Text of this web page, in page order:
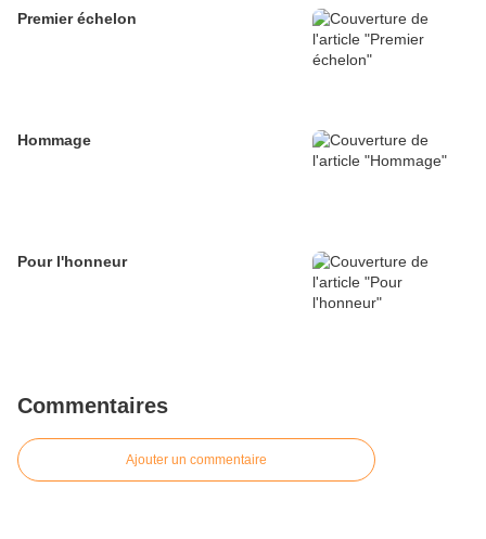
Premier échelon
Hommage
Pour l'honneur
Commentaires
Ajouter un commentaire